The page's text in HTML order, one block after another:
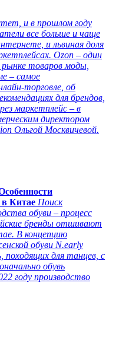
и в прошлом году
все больше и чаще
и львиная доля
Ozon – один
рынке товаров моды,
– самое
торговле, об
для брендов,
маркетплейс – в
директором
Ольгой Москвичевой.
в Китае Поиск
обуви – процесс
бренды отшивают
В концепцию
обуви N.early
походящих для танцев, с
обувь
году производство